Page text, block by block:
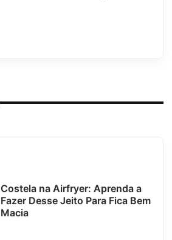
Costela na Airfryer: Aprenda a
Fazer Desse Jeito Para Fica Bem
Macia